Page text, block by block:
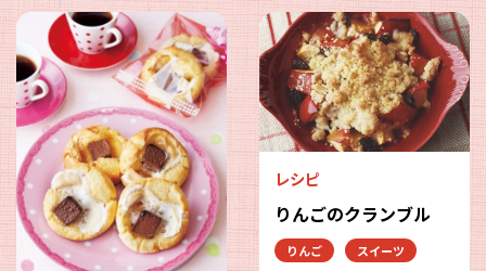
レシピ
りんごのクランブル
りんご スイーツ